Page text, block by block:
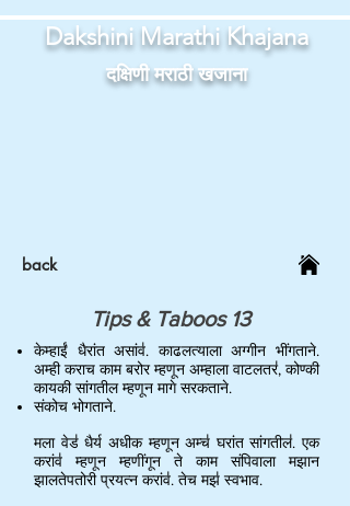
Dakshini Marathi Khajana
दक्षिणी मराठी खजाना
back
Tips & Taboos 13
केम्हाईं धैरांत असांव॑. काढलत्याला अग्गीन भींगताने.
अम्ही कराच काम बरोर म्हणून अम्हाला वाटलतर॑, कोण्की
कायकी सांगतील म्हणून मागे सरकताने.
संकोच भोगताने.
मला वेड॑ धैर्य अधीक म्हणून अम्च॑ घरांत सांगतील॑. एक
करांव॑ म्हणून म्हणींगून ते काम संपिवाला मझान
झालतेपतोरी प्रयत्न करांव॑. तेच मझ॑ स्वभाव.